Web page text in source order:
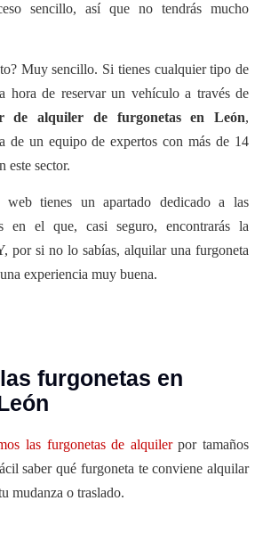
sencillo, así que no tendrás mucho
Muy sencillo. Si tienes cualquier tipo de
hora de reservar un vehículo a través de
de alquiler de furgonetas en León,
de un equipo de expertos con más de 14
este sector.
web tienes un apartado dedicado a las
en el que, casi seguro, encontrarás la
por si no lo sabías, alquilar una furgoneta
experiencia muy buena.
furgonetas en
las furgonetas de alquilerpor tamaños
saber qué furgoneta te conviene alquilar
mudanza o traslado.